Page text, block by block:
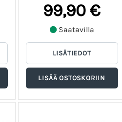
99,90 €
Saatavilla